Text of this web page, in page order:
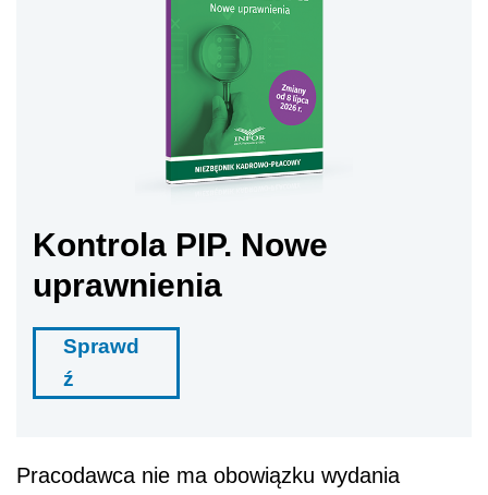
Kontrola PIP. Nowe
uprawnienia
Sprawd
ź
Pracodawca nie ma obowiązku wydania